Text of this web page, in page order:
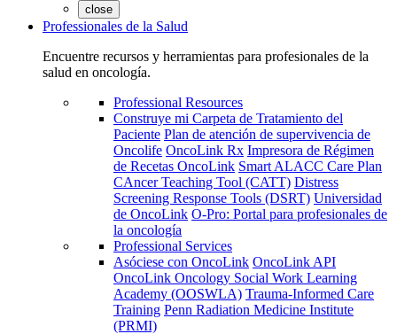
close
Professionales de la Salud
Encuentre recursos y herramientas para profesionales de la
salud en oncología.
Professional Resources
Construye mi Carpeta de Tratamiento del
Paciente Plan de atención de supervivencia de
Oncolife OncoLink Rx Impresora de Régimen
de Recetas OncoLink Smart ALACC Care Plan
CAncer Teaching Tool (CATT) Distress
Screening Response Tools (DSRT) Universidad
de OncoLink O-Pro: Portal para profesionales de
la oncología
Professional Services
Asóciese con OncoLink OncoLink API
OncoLink Oncology Social Work Learning
Academy (OOSWLA) Trauma-Informed Care
Training Penn Radiation Medicine Institute
(PRMI)